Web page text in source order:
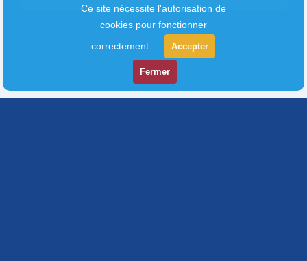
Ce site nécessite l'autorisation de
cookies pour fonctionner
correctement.
Accepter
Fermer